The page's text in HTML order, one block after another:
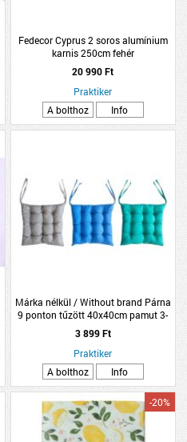
Fedecor Cyprus 2 soros alumínium
karnis 250cm fehér
20 990 Ft
Praktiker
A bolthoz
Info
Márka nélkül / Without brand Párna
9 ponton tűzött 40x40cm pamut 3-
féle
3 899 Ft
Praktiker
A bolthoz
Info
-20%